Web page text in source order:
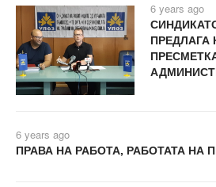
6 years ago
ПРЕДЛАГА
6 years ago
ПРАВА НА РАБОТА, РАБОТАТА НА